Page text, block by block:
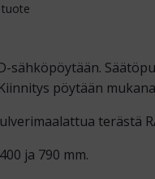
sähköpöytään.
pöytään
terästä
ja 790 mm.